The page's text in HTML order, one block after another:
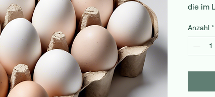
die im
Farm
20
Anzahl *